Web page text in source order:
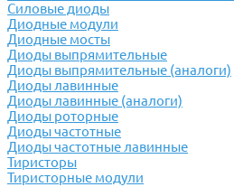
Силовые диоды
Диодные модули
Диодные мосты
Диоды выпрямительные
Диоды выпрямительные (аналоги)
Диоды лавинные
Диоды лавинные (аналоги)
Диоды роторные
Диоды частотные
Диоды частотные лавинные
Тиристоры
Тиристорные модули